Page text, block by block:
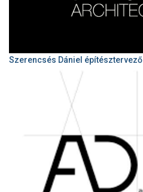
Szerencsés Dániel építésztervező